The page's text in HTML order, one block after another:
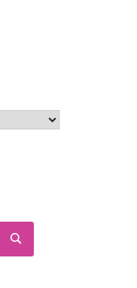
Search